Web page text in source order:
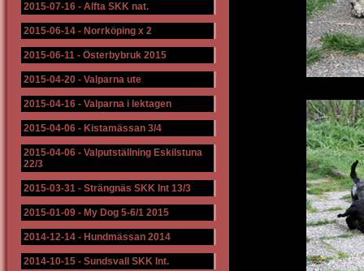
2015-07-16 - Alfta SKK nat.
2015-06-14 - Norrköping x 2
2015-06-11 - Österbybruk 2015
2015-04-20 - Valparna ute
2015-04-16 - Valparna i lektagen
2015-04-06 - Kistamässan 3/4
2015-04-06 - Valputställning Eskilstuna
22/3
2015-03-31 - Strängnäs SKK Int 13/3
2015-01-09 - My Dog 5-6/1 2015
2014-12-14 - Hundmässan 2014
2014-10-15 - Sundsvall SKK Int.